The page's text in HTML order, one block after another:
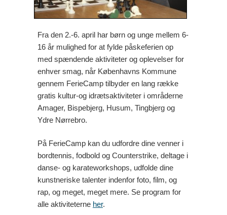
Fra den 2.-6. april har børn og unge mellem 6-
16 år mulighed for at fylde påskeferien op
med spændende aktiviteter og oplevelser for
enhver smag, når Københavns Kommune
gennem FerieCamp tilbyder en lang række
gratis kultur-og idrætsaktiviteter i områderne
Amager, Bispebjerg, Husum, Tingbjerg og
Ydre Nørrebro.
På FerieCamp kan du udfordre dine venner i
bordtennis, fodbold og Counterstrike, deltage i
danse- og karateworkshops, udfolde dine
kunstneriske talenter indenfor foto, film, og
rap, og meget, meget mere. Se program for
alle aktiviteterne her.